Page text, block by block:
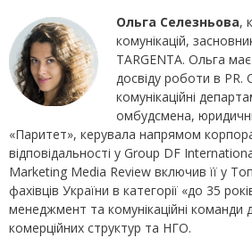
Ольга Селезньова,
комунікацій,
TARGENTA. Ольга
досвіду роботи в
комунікаційні
омбудсмена,
«Паритет», керувала напрямом
відповідальності у Group DF
Marketing Media Review включив її у
фахівців України в категорії «до 35
менеджмент та комунікаційні команди
комерційних структур та НГО.